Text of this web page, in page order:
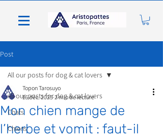
Post
All our posts for dog & cat lovers
Chats
Chiens
All our posts for dog & cat lovers
Mon chien mange de
l’herbe et vomit : faut-il
Topon Tarosuyo
16 déc. 2025 2 min de lecture